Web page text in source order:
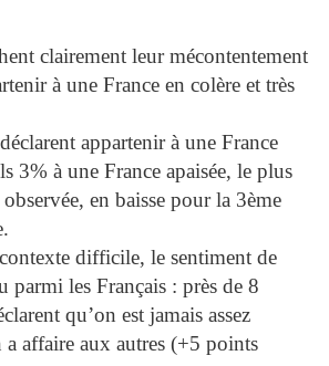
clairement leur mécontentement
à une France en colère et très
appartenir à une France
3% à une France apaisée, le plus
en baisse pour la 3ème
difficile, le sentiment de
parmi les Français : près de 8
qu’on est jamais assez
affaire aux autres (+5 points